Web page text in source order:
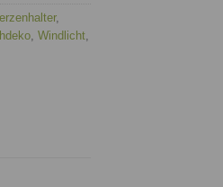
,
Windlicht